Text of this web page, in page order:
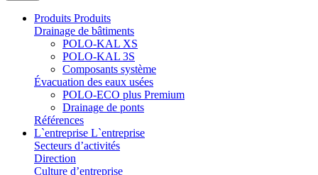
Produits Produits
Drainage de bâtiments
POLO-KAL XS
POLO-KAL 3S
Composants système
Évacuation des eaux usées
POLO-ECO plus Premium
Drainage de ponts
Références
L`entreprise L`entreprise
Secteurs d’activités
Direction
Culture d’entreprise